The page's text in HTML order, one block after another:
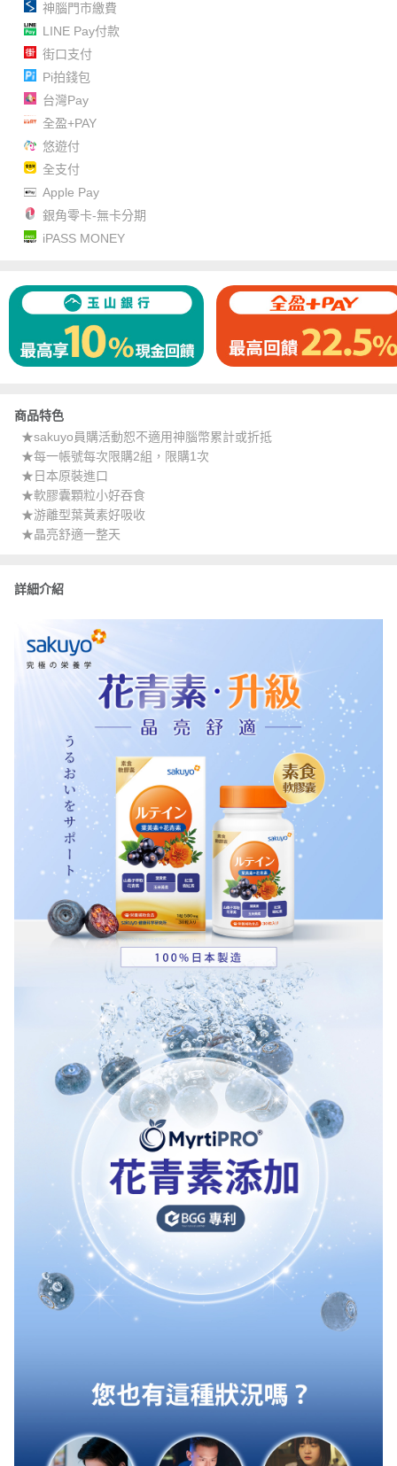
神腦門市繳費
LINE Pay付款
街口支付
Pi拍錢包
台灣Pay
全盈+PAY
悠遊付
全支付
Apple Pay
銀角零卡-無卡分期
iPASS MONEY
商品特色
★sakuyo員購活動恕不適用神腦幣累計或折抵
★每一帳號每次限購2組，限購1次
★日本原裝進口
★軟膠囊顆粒小好吞食
★游離型葉黃素好吸收
★晶亮舒適一整天
詳細介紹